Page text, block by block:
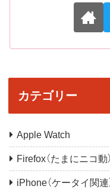
カテゴリー
Apple Watch
Firefox（たまにニコ動）
iPhone（ケータイ関連